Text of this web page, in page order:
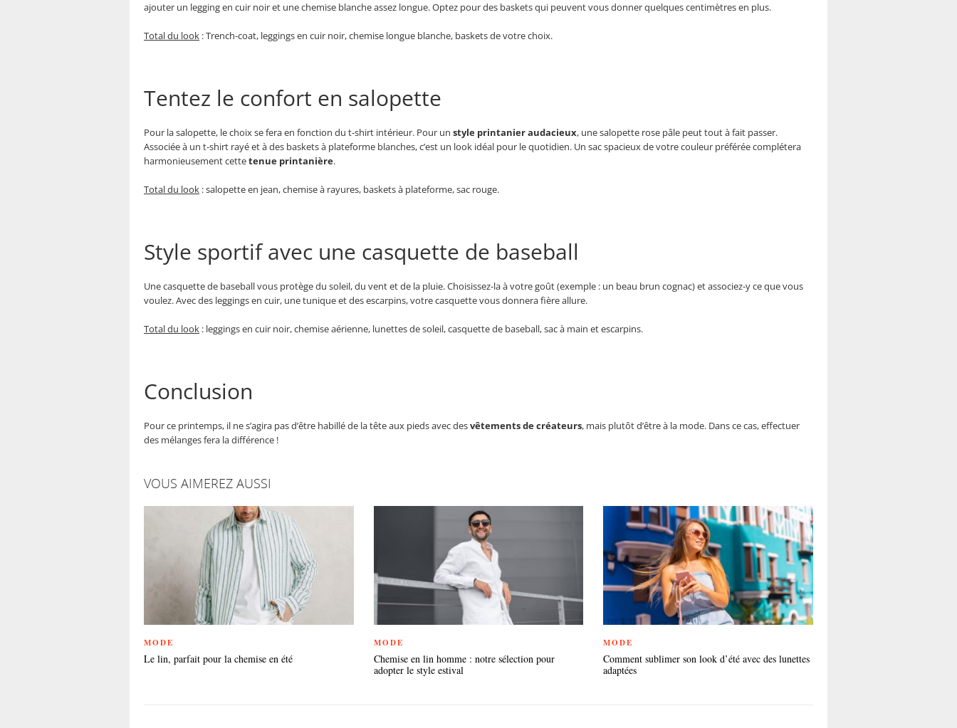
ajouter un legging en cuir noir et une chemise blanche assez longue. Optez pour des baskets qui peuvent vous donner quelques centimètres en plus.
Total du look : Trench-coat, leggings en cuir noir, chemise longue blanche, baskets de votre choix.
Tentez le confort en salopette
Pour la salopette, le choix se fera en fonction du t-shirt intérieur. Pour un style printanier audacieux, une salopette rose pâle peut tout à fait passer.
Associée à un t-shirt rayé et à des baskets à plateforme blanches, c’est un look idéal pour le quotidien. Un sac spacieux de votre couleur préférée complétera
harmonieusement cettetenue printanière.
Total du look : salopette en jean, chemise à rayures, baskets à plateforme, sac rouge.
Style sportif avec une casquette de baseball
Une casquette de baseball vous protège du soleil, du vent et de la pluie. Choisissez-la à votre goût (exemple : un beau brun cognac) et associez-y ce que vous
voulez. Avec des leggings en cuir, une tunique et des escarpins, votre casquette vous donnera fière allure.
Total du look : leggings en cuir noir, chemise aérienne, lunettes de soleil, casquette de baseball, sac à main et escarpins.
Conclusion
Pour ce printemps, il ne s’agira pas d’être habillé de la tête aux pieds avec desvêtements de créateurs, mais plutôt d’être à la mode. Dans ce cas, effectuer
des mélanges fera la différence !
VOUS AIMEREZ AUSSI
MODE
Le lin, parfait pour la chemise en été
MODE
Chemise en lin homme : notre sélection pour
adopter le style estival
MODE
Comment sublimer son look d’été avec des lunettes
adaptées